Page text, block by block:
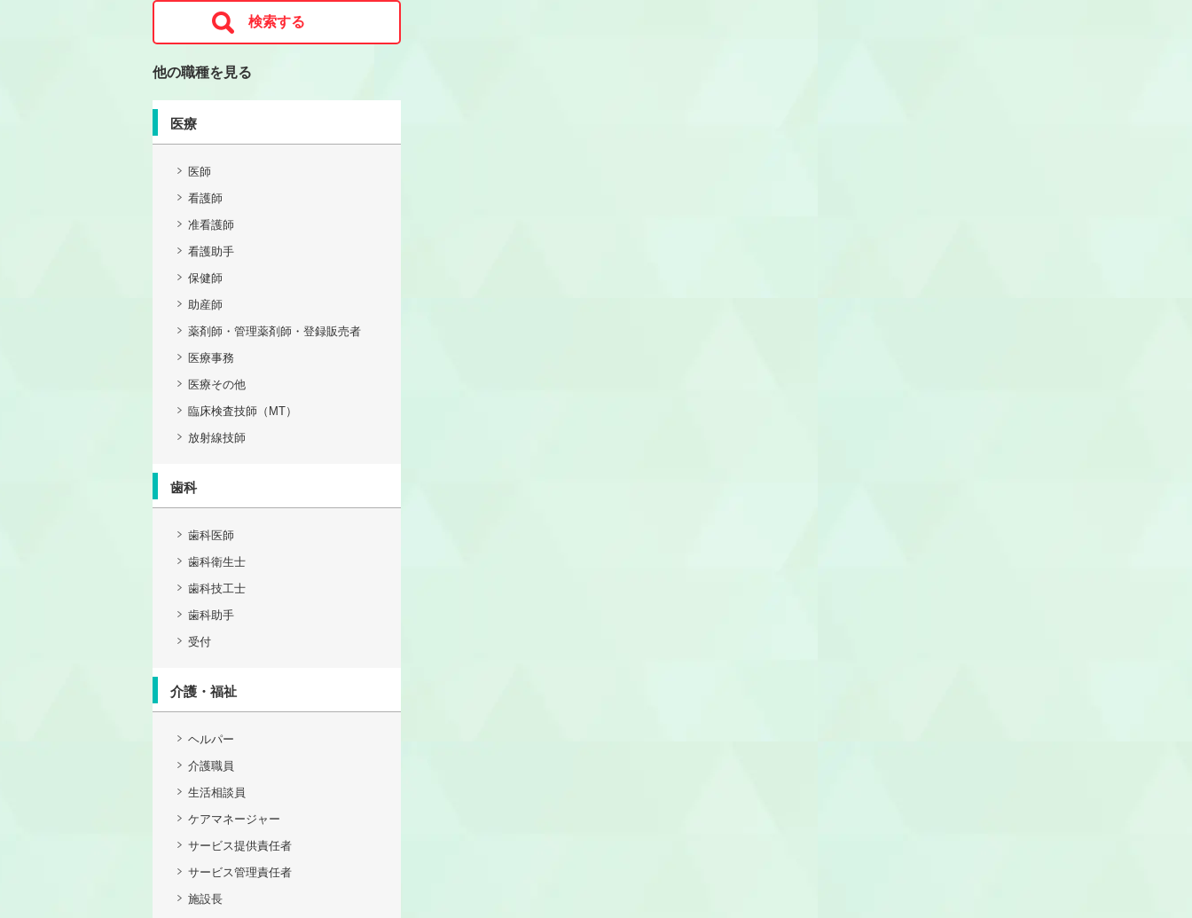
他の職種を見る
医療
医師
看護師
准看護師
看護助手
保健師
助産師
薬剤師・管理薬剤師・登録販売者
医療事務
医療その他
臨床検査技師（MT）
放射線技師
歯科
歯科医師
歯科衛生士
歯科技工士
歯科助手
受付
介護・福祉
ヘルパー
介護職員
生活相談員
ケアマネージャー
サービス提供責任者
サービス管理責任者
施設長